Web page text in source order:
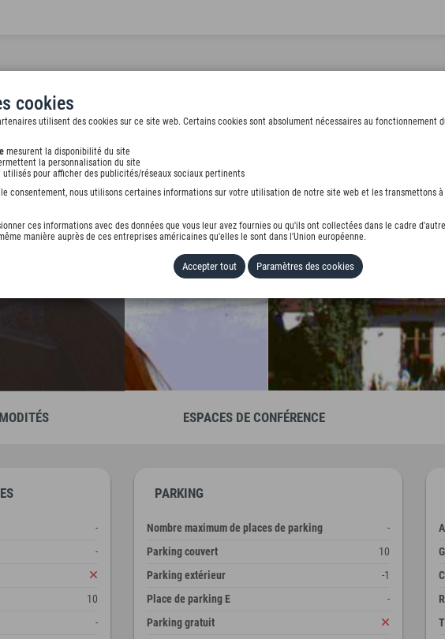
cookies
utilisent des cookies sur ce site web. Certains cookies sont absolument nécessaires au fonctionnement
mesurent la disponibilité du site
la personnalisation du site
utilisés pour afficher des publicités/réseaux sociaux pertinents
consentement, nous utilisons certaines informations sur votre utilisation de notre site web et les transmettons
ces informations avec des données que vous leur avez fournies ou qu'ils ont collectées dans le cadre
manière auprès de ces entreprises américaines qu'elles le sont dans l'Union européenne.
Accepter tout Paramètres des cookies
ESPACES DE CONFÉRENCE
-
-
10
-
PARKING
Nombre maximum de places de parking
-
Parking couvert
10
Parking extérieur
-1
Place de parking E
-
Parking gratuit